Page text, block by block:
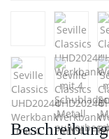
Beschreibung